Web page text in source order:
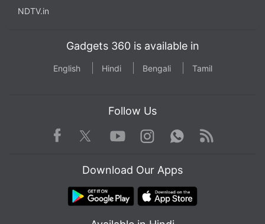
NDTV.in
Gadgets 360 is available in
English Hindi Bengali Tamil
Follow Us
Facebook TwitterYoutube
Instagram WhatsApp
Rss
Download Our Apps